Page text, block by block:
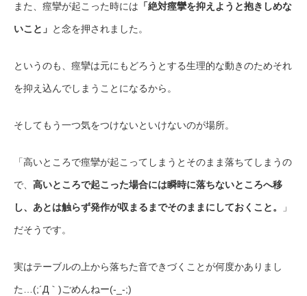
また、痙攣が起こった時には 「絶対痙攣を抑えようと抱きしめな
いこと」 と念を押されました。
というのも、痙攣は元にもどろうとする生理的な動きのためそれ
を抑え込んでしまうことになるから。
そしてもう一つ気をつけないといけないのが場所。
「高いところで痙攣が起こってしまうとそのまま落ちてしまうの
で、 高いところで起こった場合には瞬時に落ちないところへ移
し、あとは触らず発作が収まるまでそのままにしておくこと。 」
だそうです。
実はテーブルの上から落ちた音できづくことが何度かありまし
た…(;´Д｀)ごめんねー(-_-;)